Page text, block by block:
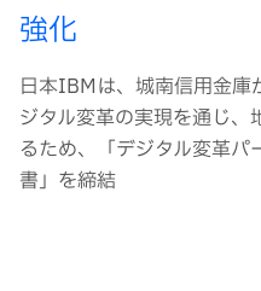
強化
日本IBMは、城南信用金庫
ジタル変革の実現を通じ
るため、「デジタル変革
書」を締結